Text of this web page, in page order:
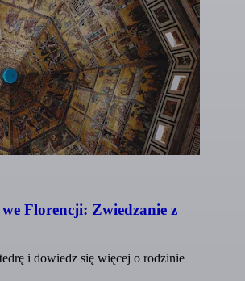
Florencji: Zwiedzanie z
i dowiedz się więcej o rodzinie